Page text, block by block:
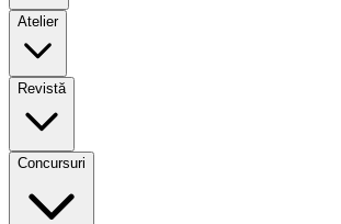
Atelier
Revistă
Concursuri